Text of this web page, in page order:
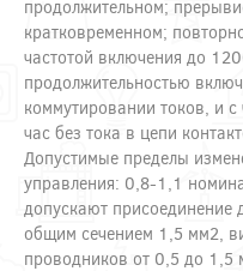
продолжительном;
кратковременном;
частотой включения до
продолжительностью
коммутировании токов, и
час без тока в цепи
Допустимые пределы
управления: 0,8-1,1
допускают присоединение
общим сечением 1,5 мм2,
проводников от 0,5 до